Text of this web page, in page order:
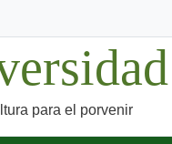
para el porvenir